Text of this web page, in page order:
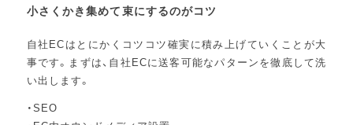
小さくかき集めて束にするのがコツ
自社ECはとにかくコツコツ確実に積み上げていくことが大
事です。まずは、自社ECに送客可能なパターンを徹底して洗
い出します。
・SEO